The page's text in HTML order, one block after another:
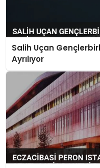
Salih Uçan
Ayrılıyor